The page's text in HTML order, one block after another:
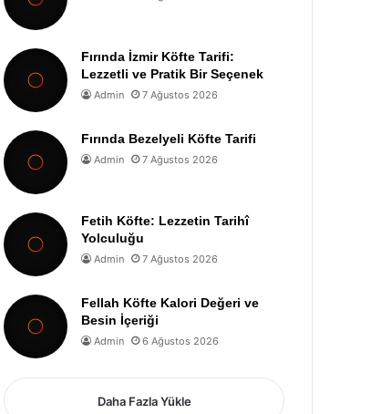
Fırında İzmir Köfte Tarifi:
Lezzetli ve Pratik Bir Seçenek
Admin 7 Ağustos 2026
Fırında Bezelyeli Köfte Tarifi
Admin 7 Ağustos 2026
Fetih Köfte: Lezzetin Tarihî
Yolculuğu
Admin 7 Ağustos 2026
Fellah Köfte Kalori Değeri ve
Besin İçeriği
Admin 6 Ağustos 2026
Daha Fazla Yükle